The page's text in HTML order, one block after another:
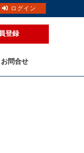
登録
お問合せ
ログイン